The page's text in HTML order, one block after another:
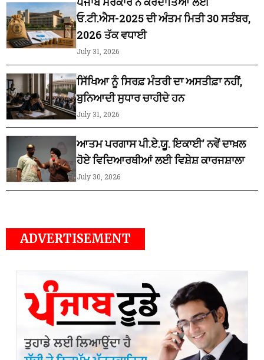
ਓ.ਟੀ.ਐਸ-2025 ਦੀ ਅੰਤਮ ਮਿਤੀ 30 ਸਤੰਬਰ,
2026 ਤੱਕ ਵਧਾਈ
July 31, 2026
ਸਿੱਖਿਆ ਨੂੰ ਸਿਰਫ਼ ਮੰਤਰੀ ਦਾ ਅਸਤੀਫ਼ਾ ਨਹੀਂ,
ਬੁਨਿਆਦੀ ਸੁਧਾਰ ਚਾਹੀਦੇ ਹਨ
July 31, 2026
ਆਤਮ ਪਰਗਾਸ ਪੀ.ਏ.ਯੂ. ਇਕਾਈ’ ਨਵੇਂ ਦਾਖ਼ਲ
ਹੋਏ ਵਿਦਿਆਰਥੀਆਂ ਲਈ ਵਿਸ਼ੇਸ਼ ਕਾਰਜਸ਼ਾਲਾ
July 30, 2026
ADVERTISEMENT